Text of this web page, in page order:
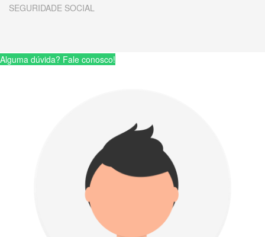
SEGURIDADE SOCIAL
Alguma dúvida? Fale conosco!